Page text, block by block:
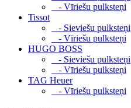
- Vīriešu pulksteņi
Tissot
- Sieviešu pulksteņi
- Vīriešu pulksteņi
HUGO BOSS
- Sieviešu pulksteņi
- Vīriešu pulksteņi
TAG Heuer
- Vīriešu pulksteņi